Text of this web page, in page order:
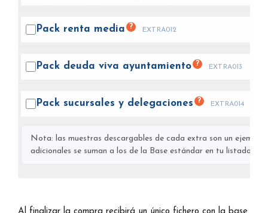
Pack renta media ? EXTRA012
Pack deuda viva ayuntamiento ? EXTRA013
Pack sucursales y delegaciones ? EXTRA014
Nota: las muestras descargables de cada extra son un
adicionales se suman a los de la Base estándar en tu listado